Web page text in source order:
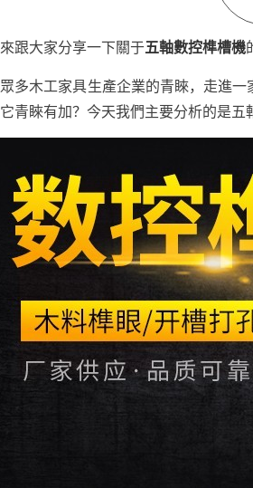
跟大家分享一下關于五軸數控榫槽機
多木工家具生產企業的青睞，走進
青睞有加？ 今天我們主要分析的是五